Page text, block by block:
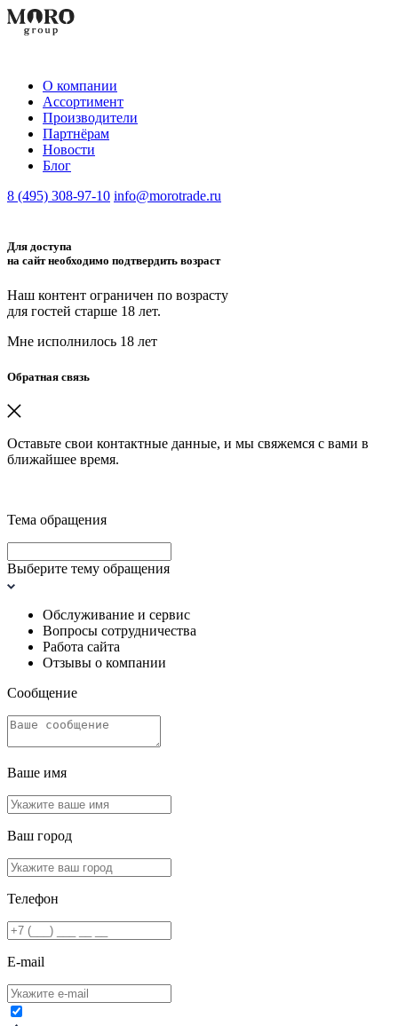
О компании
Aссортимент
Производители
Партнёрам
Новости
Блог
8 (495) 308-97-10 info@morotrade.ru
Для доступа
на сайт необходимо подтвердить возраст
Наш контент ограничен по возрасту
для гостей старше 18 лет.
Мне исполнилось 18 лет
Обратная связь
Оставьте свои контактные данные, и мы свяжемся с вами в
ближайшее время.
Тема обращения
Выберите тему обращения
Обслуживание и сервис
Вопросы сотрудничества
Работа сайта
Отзывы о компании
Сообщение
Ваше имя
Ваш город
Телефон
E-mail